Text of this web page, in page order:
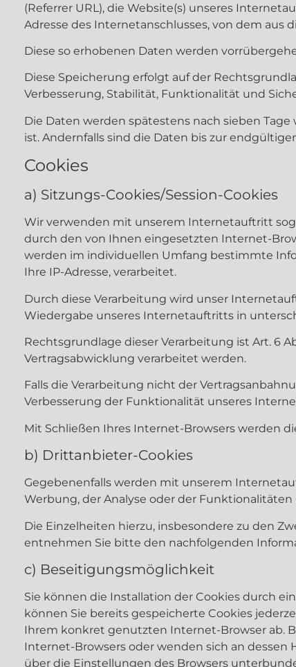
(Referrer URL), die Website(s) unseres
Adresse des Internetanschlusses, von dem
Diese so erhobenen Daten werden
Diese Speicherung erfolgt auf der
Verbesserung, Stabilität, Funktionalität und
Die Daten werden spätestens nach sieben
ist. Andernfalls sind die Daten bis zur
Cookies
a) Sitzungs-Cookies/Session-Cookies
Wir verwenden mit unserem Internetauftritt
durch den von Ihnen eingesetzten Internet-
werden im individuellen Umfang bestimmte
Ihre IP-Adresse, verarbeitet.
Durch diese Verarbeitung wird unser
Wiedergabe unseres Internetauftritts in
Rechtsgrundlage dieser Verarbeitung ist Art. 6
Vertragsabwicklung verarbeitet werden.
Falls die Verarbeitung nicht der
Verbesserung der Funktionalität unseres
Mit Schließen Ihres Internet-Browsers werden
b) Drittanbieter-Cookies
Gegebenenfalls werden mit unserem
Werbung, der Analyse oder der
Die Einzelheiten hierzu, insbesondere zu den
entnehmen Sie bitte den nachfolgenden
c) Beseitigungsmöglichkeit
Sie können die Installation der Cookies durch
können Sie bereits gespeicherte Cookies
Ihrem konkret genutzten Internet-Browser ab.
Internet-Browsers oder wenden sich an dessen
über die Einstellungen des Browsers